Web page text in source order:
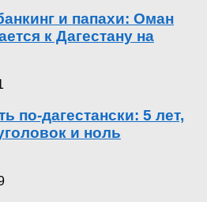
и папахи: Оман
к Дагестану на
по-дагестански: 5 лет,
и ноль